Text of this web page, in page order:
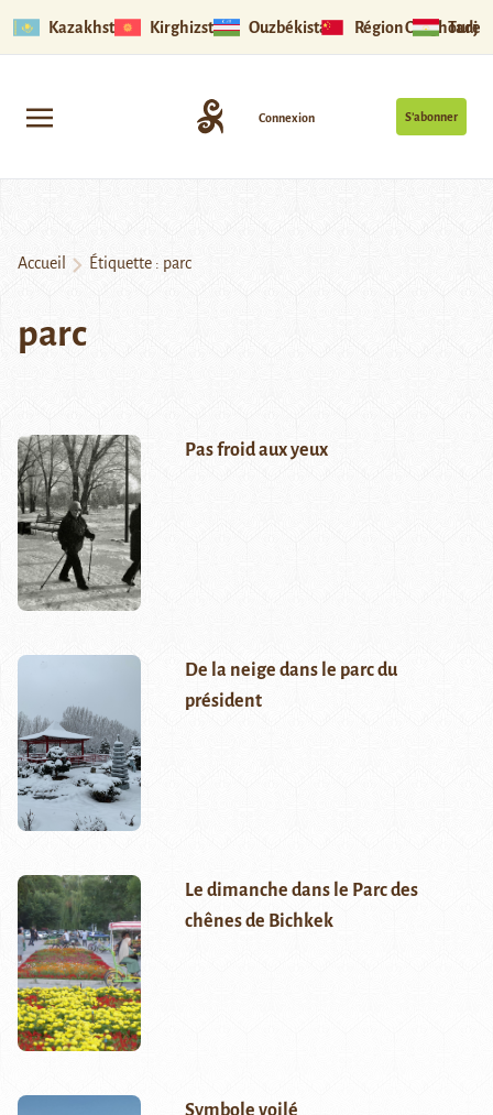
Kazakhstan Kirghizstan Ouzbékistan Région Ouïghoure
S’abonner
Connexion
Accueil Étiquette : parc
parc
Pas froid aux yeux
De la neige dans le parc du
président
Le dimanche dans le Parc des
chênes de Bichkek
Symbole voilé